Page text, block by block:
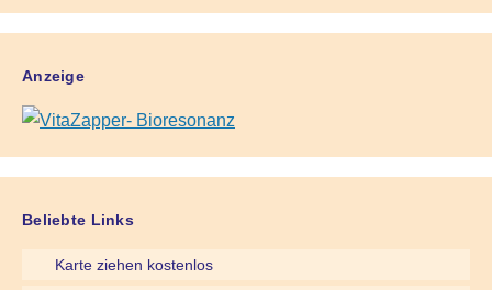
Anzeige
Beliebte Links
Karte ziehen kostenlos